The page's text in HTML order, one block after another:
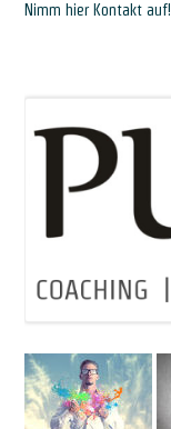
Nimm hier Kontakt auf!